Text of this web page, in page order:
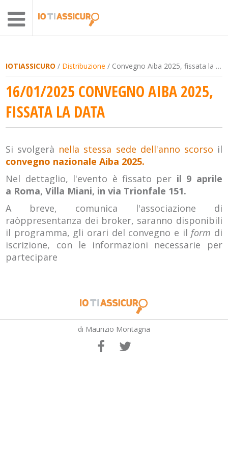
IOTIASSICURO / Distribuzione / Convegno Aiba 2025, fissata la data
16/01/2025 CONVEGNO AIBA 2025,
FISSATA LA DATA
Si svolgerà nella stessa sede dell'anno scorso il
convegno nazionale Aiba 2025.
Nel dettaglio, l'evento è fissato per il 9 aprile
a Roma, Villa Miani, in via Trionfale 151.
A breve, comunica l'associazione di
raòppresentanza dei broker, saranno disponibili
il programma, gli orari del convegno e ilform di
iscrizione, con le informazioni necessarie per
partecipare
di Maurizio Montagna